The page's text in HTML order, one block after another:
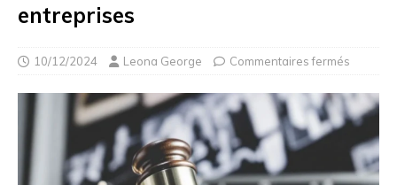
entreprises
10/12/2024 Leona George Commentaires fermés